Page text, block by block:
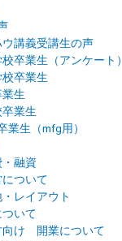
講義受講生の声
卒業生（アンケート）
卒業生
生
業生
業生（mfg用）
融資
ついて
レイアウト
いて
向け 開業について